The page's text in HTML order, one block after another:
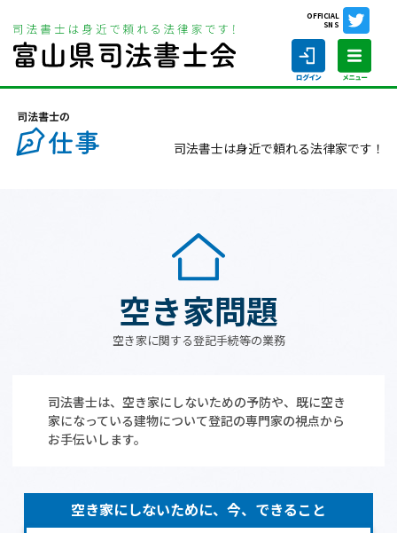
OFFICIAL
SNS
司法書士の仕事 空き家問題
司法書士は身近で頼れる法律家です！
空き家問題
空き家に関する登記手続等の業務
司法書士は、空き家にしないための予防や、既に空き
家になっている建物について登記の専門家の視点から
お手伝いします。
空き家にしないために、今、できること
司法書士の仕事
司法書士に相談する
相談会情報・お知らせ
サイトマップ